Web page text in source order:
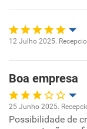
Benefícios
Recomenda
Ambiente de
Conciliação com
12 Julho 2025.
Boa empresa
Oportunidade de
25 Junho 2025.
Possibilidade de